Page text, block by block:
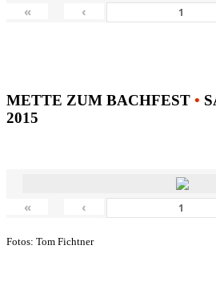
« ‹
METTE ZUM BACHFEST •
2015
« ‹
Fotos: Tom Fichtner